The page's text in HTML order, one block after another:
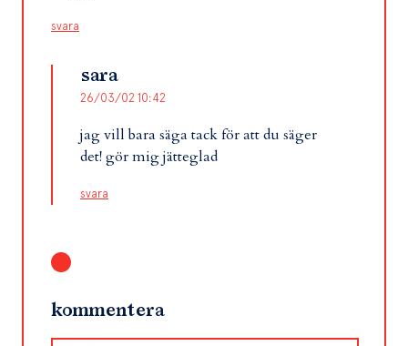
svara
sara
26/03/02 10:42
jag vill bara säga tack för att du säger
det! gör mig jätteglad
svara
kommentera